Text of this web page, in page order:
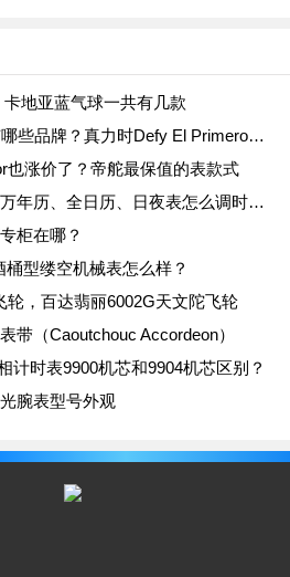
地亚蓝气球一共有几款
秒针10秒一圈的腕表有哪些品牌？真力时Defy El Primero 21
也涨价了？帝舵最保值的表款式
万宝龙宝曦系列表推出万年历、全日历、日夜表怎么调时间？
柜在哪？
型缕空机械表怎么样？
轮，百达翡丽6002G天文陀飞轮
（Caoutchouc Accordeon）
计时表9900机芯和9904机芯区别？
腕表型号外观